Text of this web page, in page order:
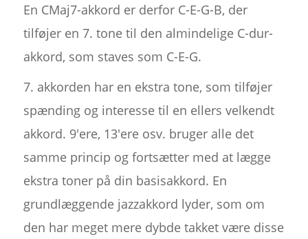
En CMaj7-akkord er derfor C-E-G-B, der
tilføjer en 7. tone til den almindelige C-dur-
akkord, som staves som C-E-G.
7. akkorden har en ekstra tone, som tilføjer
spænding og interesse til en ellers velkendt
akkord. 9'ere, 13'ere osv. bruger alle det
samme princip og fortsætter med at lægge
ekstra toner på din basisakkord. En
grundlæggende jazzakkord lyder, som om
den har meget mere dybde takket være disse